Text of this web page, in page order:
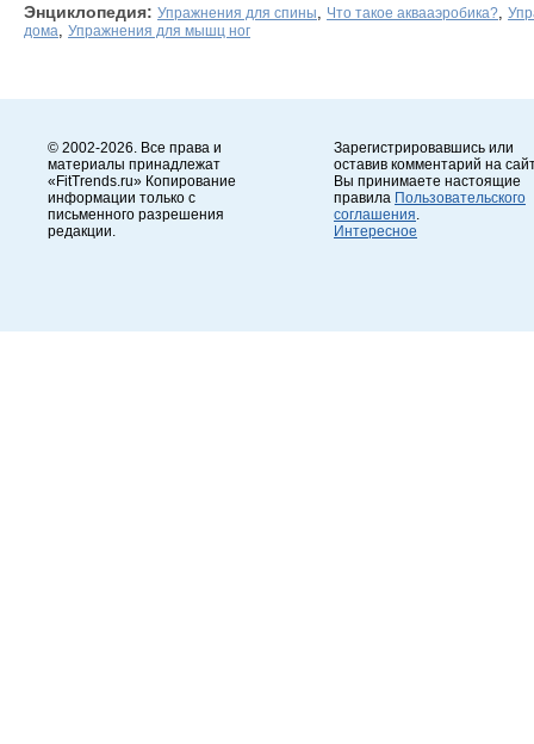
Энциклопедия: Упражнения для спины Что такое аквааэробика?
дома
Упражнения для мышц ног
© 2002-2026. Все права и
материалы принадлежат
«FitTrends.ru» Копирование
информации только с
письменного разрешения
редакции.
Зарегистрировавшись или
оставив комментарий на
Вы принимаете настоящие
правила Пользовательского
соглашения
Интересное